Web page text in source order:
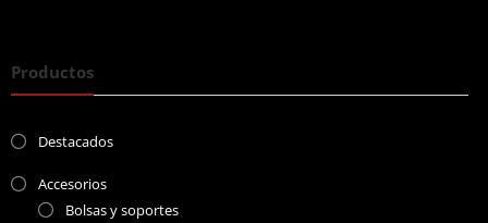
Productos
Destacados
Accesorios
Bolsas y soportes